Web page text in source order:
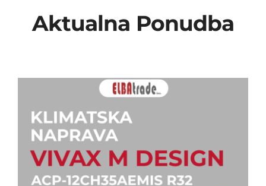
Aktualna Ponudba